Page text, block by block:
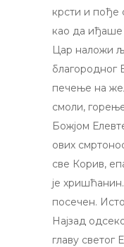
крсти и
као да иђаше
Цар наложи
благородног
печење на
смоли,
Божјом
ових
све Корив,
је
посечен.
Најзад
главу светог